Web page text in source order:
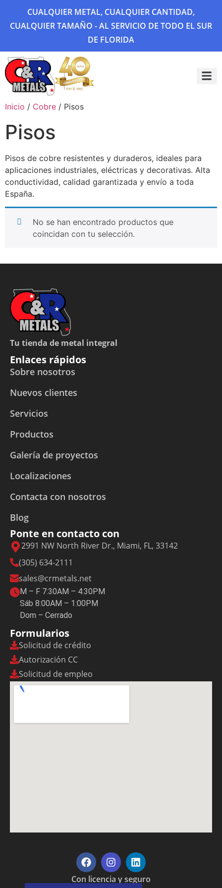
CUALQUIER METAL, CUALQUIER CANTIDAD,
CUALQUIER TAMAÑO - AL SERVICIO DE TODO EL SUR
DE FLORIDA
Inicio / Cobre / Pisos
Pisos
Pisos de cobre resistentes y duraderos, ideales para
aplicaciones industriales, eléctricas y decorativas. Alta
conductividad, calidad garantizada y envío a toda
España.
No se han encontrado productos que
coincidan con tu selección.
Tu tienda de metal integral
Enlaces rápidos
Sobre nosotros
Nuevos clientes
Servicios
Productos
Galería de proyectos
Localizaciones
Contacta con nosotros
Blog
Ponte en contacto con
2991 NW North River Dr., Miami, FL, 33142
(305) 634-2111
sales@crmetals.net
M – F 7:30AM – 4:30PM
Sáb 8:00AM – 1:00PM
Dom – Cerrado
Formularios
Solicitud de crédito
Autorización CC
Solicitud de empleo
Con licencia y seguro